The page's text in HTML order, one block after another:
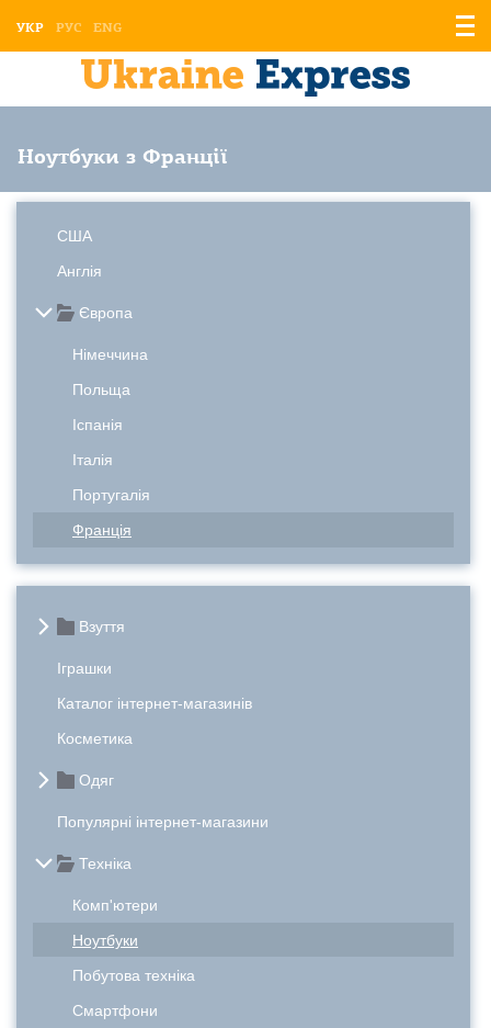
УКР РУС ENG
Ноутбуки з Франції
США
Англія
Європа
Німеччина
Польща
Іспанія
Італія
Португалія
Франція
Взуття
Іграшки
Каталог інтернет-магазинів
Косметика
Одяг
Популярні інтернет-магазини
Техніка
Комп'ютери
Ноутбуки
Побутова техніка
Смартфони